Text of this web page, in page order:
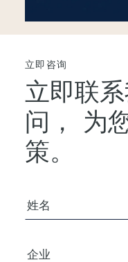
立即咨询
立即联
问，
为
策。
您的姓名
公司/组织